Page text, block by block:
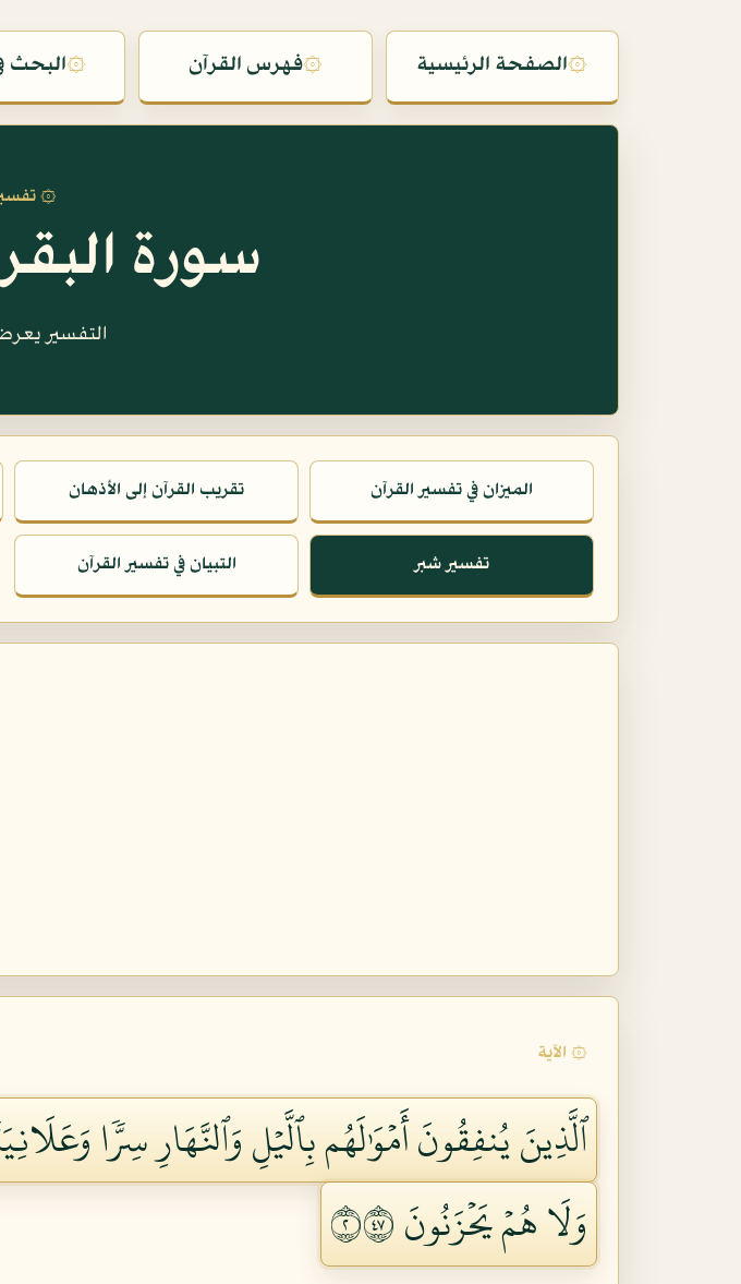
۞الصفحة الرئيسية ۞فهرس القرآن ۞البحث
۞
سورة البقرة،
التفسير يعرض
الميزان في تفسير القرآن تقريب القرآن إلى الأذهان
تفسير شبر التبيان في تفسير القرآن
۞ الآية
ٱلَّذِينَ يُنفِقُونَ أَمۡوَٰلَهُم بِٱلَّيۡلِ وَٱلنَّهَارِ سِرّٗا
وَلَا هُمۡ يَحۡزَنُونَ ٢٧٤